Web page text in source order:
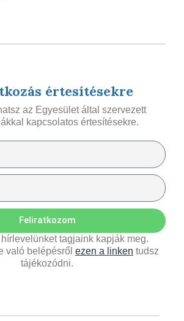
értesítésekre
az Egyesület által szervezett
kapcsolatos értesítésekre.
Feliratkozom
tagjaink kapják meg.
való belépésről ezen a linken tudsz
tájékozódni.